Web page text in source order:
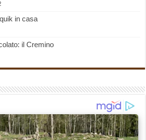
in casa
il Cremino